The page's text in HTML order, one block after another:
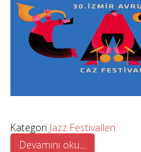
Kategori Jazz Festivalleri
Devamını oku...